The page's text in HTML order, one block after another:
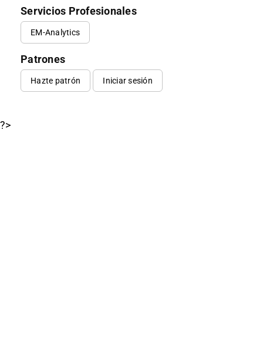
Servicios Profesionales
EM-Analytics
Patrones
Hazte patrón Iniciar sesión
?>